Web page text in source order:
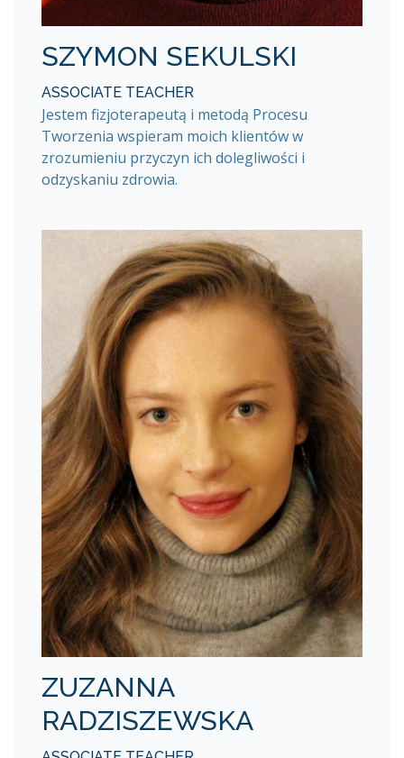
SZYMON SEKULSKI
ASSOCIATE TEACHER
Jestem fizjoterapeutą i metodą Procesu
Tworzenia wspieram moich klientów w
zrozumieniu przyczyn ich dolegliwości i
odzyskaniu zdrowia.
ZUZANNA
RADZISZEWSKA